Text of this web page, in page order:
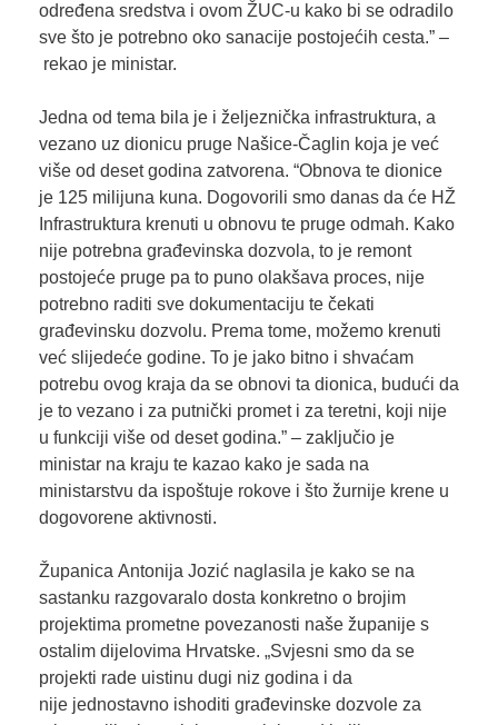
određena sredstva i ovom ŽUC-u kako bi se odradilo
sve što je potrebno oko sanacije postojećih cesta.” –
rekao je ministar.
Jedna od tema bila je i željeznička infrastruktura, a
vezano uz dionicu pruge Našice-Čaglin koja je već
više od deset godina zatvorena. “Obnova te dionice
je 125 milijuna kuna. Dogovorili smo danas da će HŽ
Infrastruktura krenuti u obnovu te pruge odmah. Kako
nije potrebna građevinska dozvola, to je remont
postojeće pruge pa to puno olakšava proces, nije
potrebno raditi sve dokumentaciju te čekati
građevinsku dozvolu. Prema tome, možemo krenuti
već slijedeće godine. To je jako bitno i shvaćam
potrebu ovog kraja da se obnovi ta dionica, budući da
je to vezano i za putnički promet i za teretni, koji nije
u funkciji više od deset godina.” – zaključio je
ministar na kraju te kazao kako je sada na
ministarstvu da ispoštuje rokove i što žurnije krene u
dogovorene aktivnosti.
Županica Antonija Jozić naglasila je kako se na
sastanku razgovaralo dosta konkretno o brojim
projektima prometne povezanosti naše županije s
ostalim dijelovima Hrvatske. „Svjesni smo da se
projekti rade uistinu dugi niz godina i da
nije jednostavno ishoditi građevinske dozvole za